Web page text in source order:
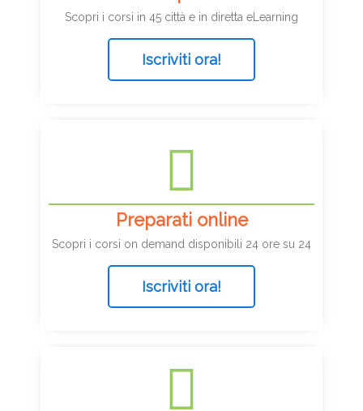
Scopri i corsi in 45 città e in diretta eLearning
Iscriviti ora!
Preparati online
Scopri i corsi on demand disponibili 24 ore su 24
Iscriviti ora!